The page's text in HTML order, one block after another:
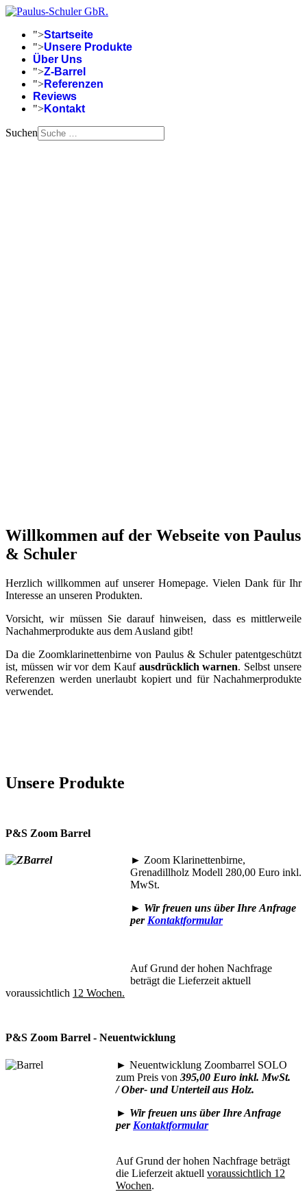
">Startseite
">Unsere Produkte
Über Uns
">Z-Barrel
">Referenzen
Reviews
">Kontakt
Suchen
Willkommen auf der Webseite von Paulus
& Schuler
Herzlich willkommen auf unserer Homepage. Vielen Dank für Ihr
Interesse an unseren Produkten.
Vorsicht, wir müssen Sie darauf hinweisen, dass es mittlerweile
Nachahmerprodukte aus dem Ausland gibt!
Da die Zoomklarinettenbirne von Paulus & Schuler patentgeschützt
ist, müssen wir vor dem Kauf ausdrücklich warnen. Selbst unsere
Referenzen werden unerlaubt kopiert und für Nachahmerprodukte
verwendet.
Unsere Produkte
P&S Zoom Barrel
► Zoom Klarinettenbirne,
Grenadillholz Modell 280,00 Euro inkl.
MwSt.
► Wir freuen uns über Ihre Anfrage
per Kontaktformular
Auf Grund der hohen Nachfrage
beträgt die Lieferzeit aktuell
voraussichtlich 12 Wochen.
P&S Zoom Barrel - Neuentwicklung
► Neuentwicklung Zoombarrel SOLO
zum Preis von 395,00 Euro inkl. MwSt.
/ Ober- und Unterteil aus Holz.
► Wir freuen uns über Ihre Anfrage
per Kontaktformular
Auf Grund der hohen Nachfrage beträgt
die Lieferzeit aktuell voraussichtlich 12
Wochen.